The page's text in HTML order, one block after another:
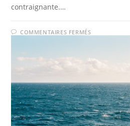
contraignante.…
COMMENTAIRES FERMÉSSUR
COMMENT
UN
À
LA
RÉUNION
?